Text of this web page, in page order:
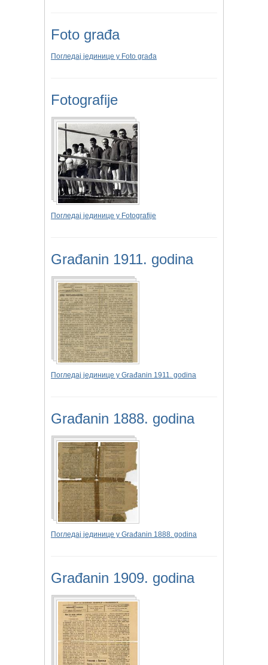
Foto građa
Погледај јединице у Foto građa
Fotografije
Погледај јединице у Fotografije
Građanin 1911. godina
Погледај јединице у Građanin 1911. godina
Građanin 1888. godina
Погледај јединице у Građanin 1888. godina
Građanin 1909. godina